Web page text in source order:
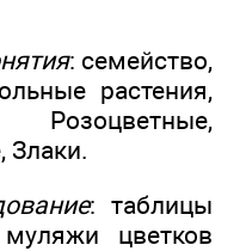
: семейство,
растения,
Злаки.
: таблицы
цветков